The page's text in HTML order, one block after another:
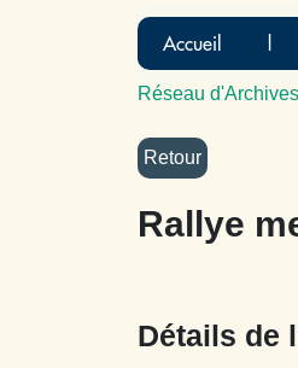
Accueil
Réseau
Rallye
Détails de